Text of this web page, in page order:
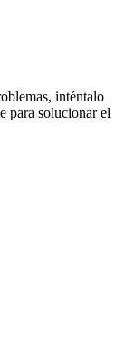
inténtalo
para solucionar el